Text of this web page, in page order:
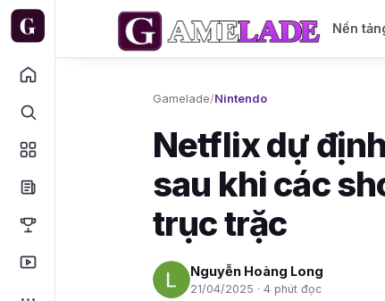
Nền
Gamelade/Nintendo
Netflix dự
sau khi các
trục trặc
Nguyễn Hoàng Long
21/04/2025 · 4 phút đọc